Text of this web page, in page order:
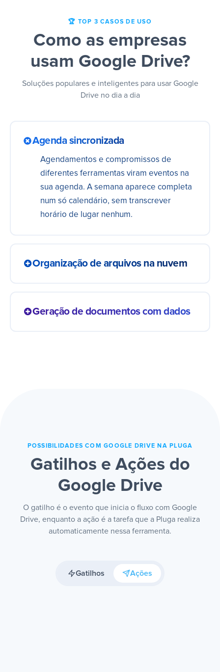
🏆 TOP 3 CASOS DE USO
Como as empresas
usam Google Drive?
Soluções populares e inteligentes para usar Google
Drive no dia a dia
Agenda sincronizada
Agendamentos e compromissos de
diferentes ferramentas viram eventos na
sua agenda. A semana aparece completa
num só calendário, sem transcrever
horário de lugar nenhum.
Organização de arquivos na nuvem
automaticamente, já nomeado. Os
Geração de documentos com dados
POSSIBILIDADES COM GOOGLE DRIVE NA PLUGA
Gatilhos e Ações do
Google Drive
O gatilho é o evento que inicia o fluxo com Google
Drive, enquanto a ação é a tarefa que a Pluga realiza
automaticamente nessa ferramenta.
Gatilhos Ações